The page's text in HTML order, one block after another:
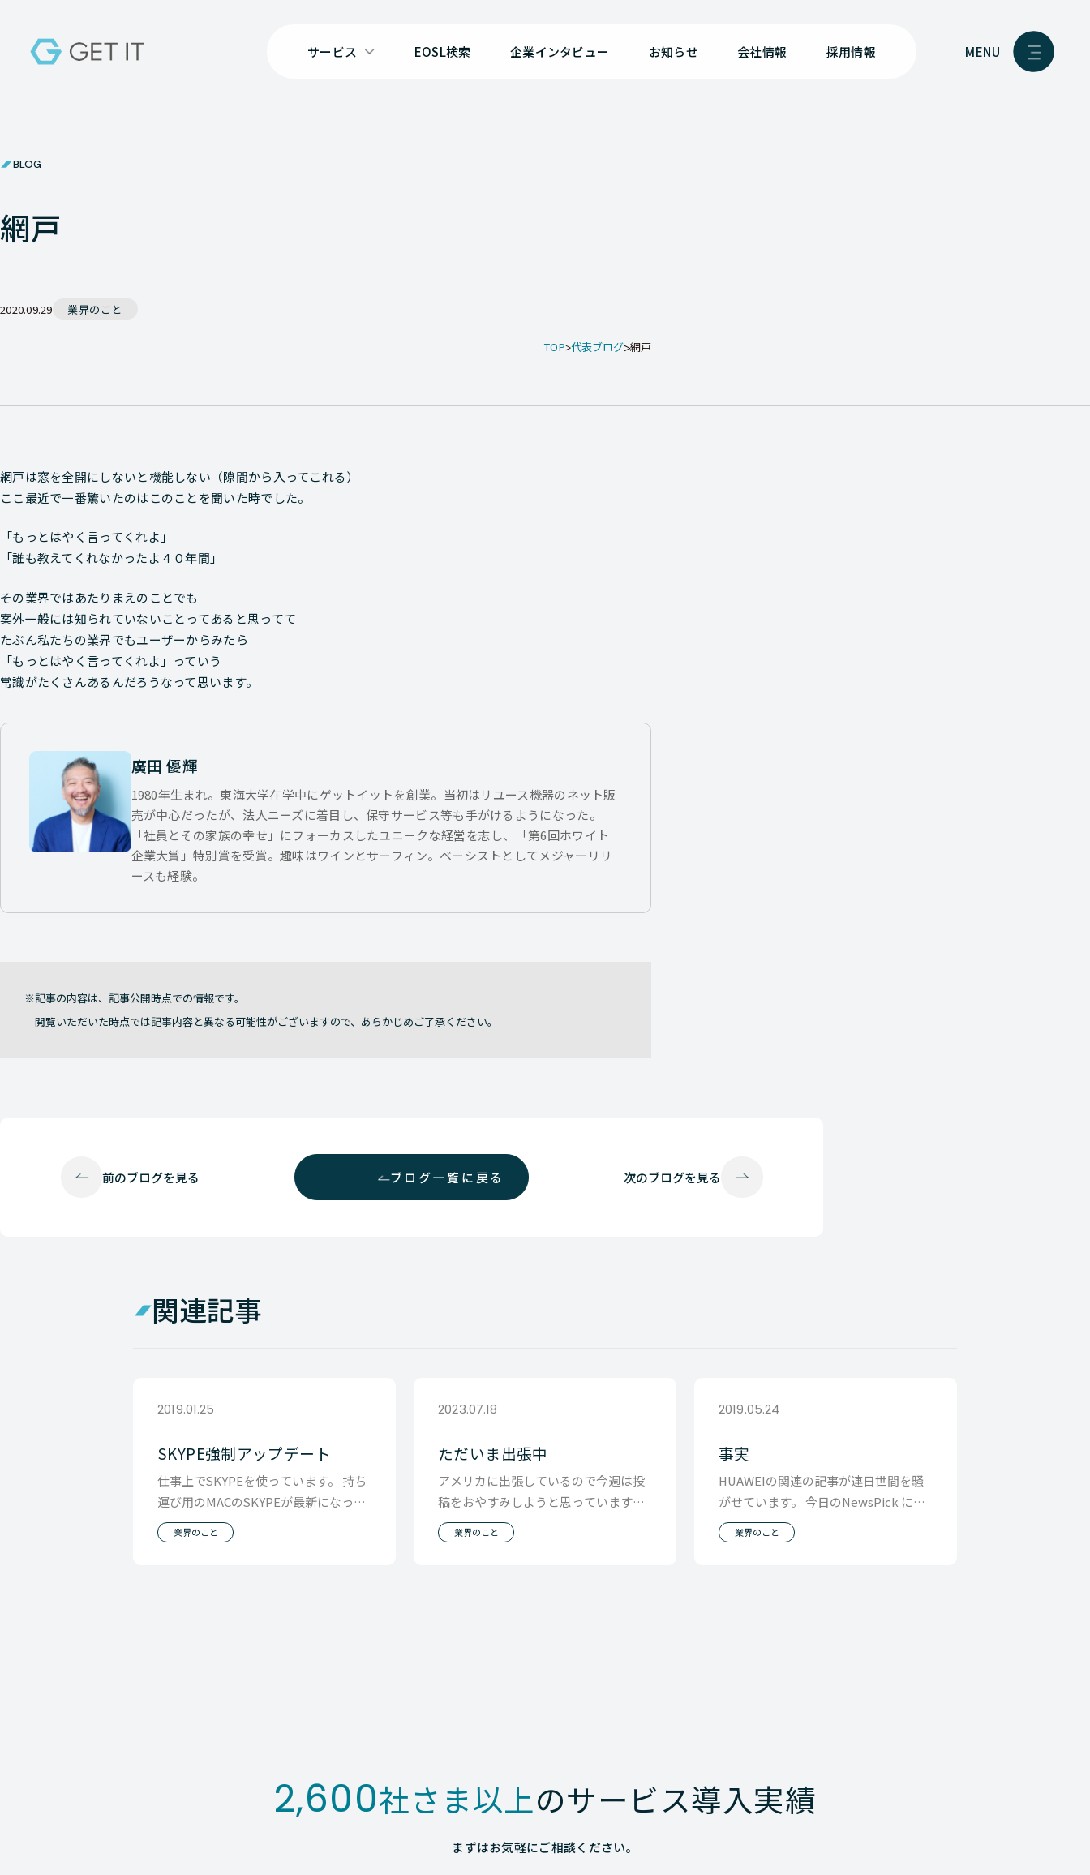
サービス EOSL検索 企業インタビュー お知らせ 会社情報 採用情報 MENU
BLOG
網戸
2020.09.29 業界のこと
TOP 代表ブログ 網戸
網戸は窓を全開にしないと機能しない（隙間から入ってこれる）
ここ最近で一番驚いたのはこのことを聞いた時でした。
「もっとはやく言ってくれよ」
「誰も教えてくれなかったよ４０年間」
その業界ではあたりまえのことでも
案外一般には知られていないことってあると思ってて
たぶん私たちの業界でもユーザーからみたら
「もっとはやく言ってくれよ」っていう
常識がたくさんあるんだろうなって思います。
廣田 優輝
1980年生まれ。東海大学在学中にゲットイットを創業。当初はリユース機器のネット販
売が中心だったが、法人ニーズに着目し、保守サービス等も手がけるようになった。
「社員とその家族の幸せ」にフォーカスしたユニークな経営を志し、「第6回ホワイト
企業大賞」特別賞を受賞。趣味はワインとサーフィン。ベーシストとしてメジャーリリ
ースも経験。
記事の内容は、記事公開時点での情報です。
閲覧いただいた時点では記事内容と異なる可能性がございますので、あらかじめご了承ください。
前のブログを見る ブログ一覧に戻る 次のブログを見る
関連記事
2019.01.25
SKYPE強制アップデート
仕事上でSKYPEを使っています。 持ち
運び用のMACのSKYPEが最新になって
使いにくかったので、 普段のDESKTO
業界のこと
2023.07.18
ただいま出張中
アメリカに出張しているので今週は投
稿をおやすみしようと思っています。
自分の利益だけにフォーカスしたくな
る競合の罠を超え
業界のこと
2019.05.24
事実
HUAWEIの関連の記事が連日世間を騒
がせています。 今日のNewsPick に創
業者 任正⾮氏の インタビュー記事が載
業界のこと
2,600社さま以上のサービス導入実績
まずはお気軽にご相談ください。